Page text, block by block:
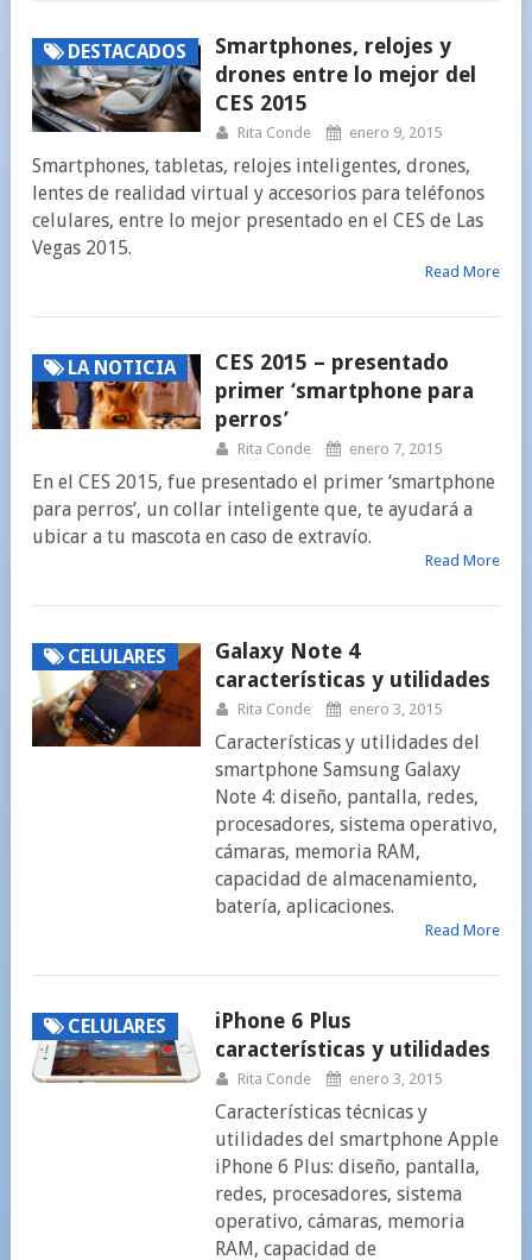
DESTACADOS
Smartphones, relojes y
drones entre lo mejor del
CES 2015
Rita Conde enero 9, 2015
Smartphones, tabletas, relojes inteligentes, drones,
lentes de realidad virtual y accesorios para teléfonos
celulares, entre lo mejor presentado en el CES de Las
Vegas 2015.
Read More
LA NOTICIA
CES 2015 – presentado
primer ‘smartphone para
perros’
Rita Conde enero 7, 2015
En el CES 2015, fue presentado el primer ‘smartphone
para perros’, un collar inteligente que, te ayudará a
ubicar a tu mascota en caso de extravío.
Read More
CELULARES
Galaxy Note 4
características y utilidades
Rita Conde enero 3, 2015
Características y utilidades del
smartphone Samsung Galaxy
Note 4: diseño, pantalla, redes,
procesadores, sistema operativo,
cámaras, memoria RAM,
capacidad de almacenamiento,
batería, aplicaciones.
Read More
CELULARES
iPhone 6 Plus
características y utilidades
Rita Conde enero 3, 2015
Características técnicas y
utilidades del smartphone Apple
iPhone 6 Plus: diseño, pantalla,
redes, procesadores, sistema
operativo, cámaras, memoria
RAM, capacidad de